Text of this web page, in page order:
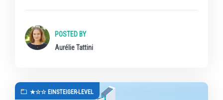
POSTED BY
Aurélie Tattini
★☆☆ EINSTEIGER-LEVEL